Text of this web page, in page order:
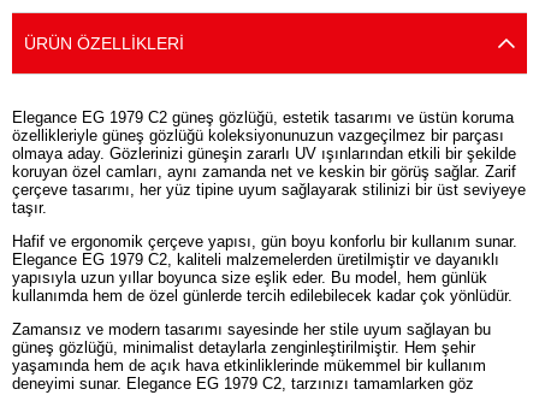
ÜRÜN ÖZELLIKLERI
Elegance EG 1979 C2 güneş gözlüğü, estetik tasarımı ve üstün koruma
özellikleriyle güneş gözlüğü koleksiyonunuzun vazgeçilmez bir parçası
olmaya aday. Gözlerinizi güneşin zararlı UV ışınlarından etkili bir şekilde
koruyan özel camları, aynı zamanda net ve keskin bir görüş sağlar. Zarif
çerçeve tasarımı, her yüz tipine uyum sağlayarak stilinizi bir üst seviyeye
taşır.
Hafif ve ergonomik çerçeve yapısı, gün boyu konforlu bir kullanım sunar.
Elegance EG 1979 C2, kaliteli malzemelerden üretilmiştir ve dayanıklı
yapısıyla uzun yıllar boyunca size eşlik eder. Bu model, hem günlük
kullanımda hem de özel günlerde tercih edilebilecek kadar çok yönlüdür.
Zamansız ve modern tasarımı sayesinde her stile uyum sağlayan bu
güneş gözlüğü, minimalist detaylarla zenginleştirilmiştir. Hem şehir
yaşamında hem de açık hava etkinliklerinde mükemmel bir kullanım
deneyimi sunar. Elegance EG 1979 C2, tarzınızı tamamlarken göz